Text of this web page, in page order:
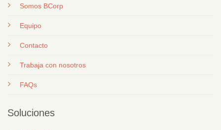
Somos BCorp
Equipo
Contacto
Trabaja con nosotros
FAQs
Soluciones